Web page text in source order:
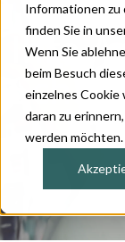
Informationen zu
finden Sie in
Wenn Sie
beim Besuch
einzelnes Cookie
daran zu
werden möchten.
Sortiment
Magazin
Über uns
Offene Stellen
Ihre